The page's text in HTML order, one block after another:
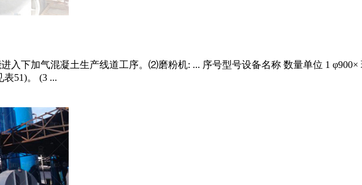
入下加气混凝土生产线道工序。⑵磨粉机: ... 序号型号设备名称 数量单位 1 φ900×
51)。 (3 ...